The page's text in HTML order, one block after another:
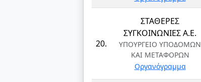
20.
ΣΤΑΘΕΡΕΣ
ΣΥΓΚΟΙΝΩΝΙΕΣ Α.Ε.
ΥΠΟΥΡΓΕΙΟ ΥΠΟΔΟΜΩΝ
ΚΑΙ ΜΕΤΑΦΟΡΩΝ
Οργανόγραμμα